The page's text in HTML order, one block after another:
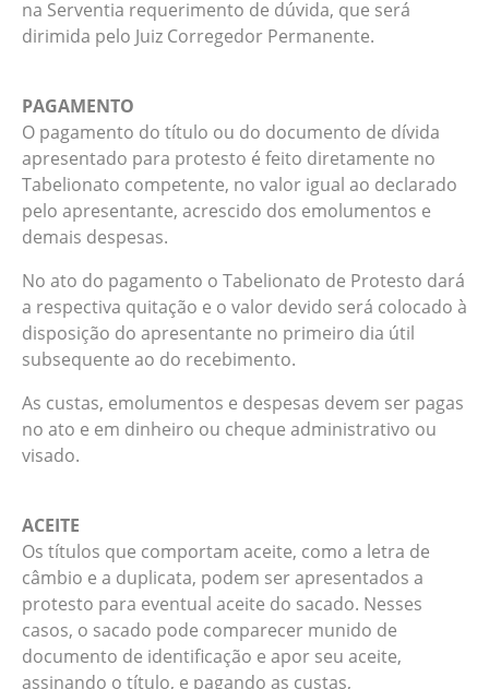
na Serventia requerimento de dúvida, que será
dirimida pelo Juiz Corregedor Permanente.
PAGAMENTO
O pagamento do título ou do documento de dívida
apresentado para protesto é feito diretamente no
Tabelionato competente, no valor igual ao declarado
pelo apresentante, acrescido dos emolumentos e
demais despesas.
No ato do pagamento o Tabelionato de Protesto dará
a respectiva quitação e o valor devido será colocado à
disposição do apresentante no primeiro dia útil
subsequente ao do recebimento.
As custas, emolumentos e despesas devem ser pagas
no ato e em dinheiro ou cheque administrativo ou
visado.
ACEITE
Os títulos que comportam aceite, como a letra de
câmbio e a duplicata, podem ser apresentados a
protesto para eventual aceite do sacado. Nesses
casos, o sacado pode comparecer munido de
documento de identificação e apor seu aceite,
assinando o título, e pagando as custas,